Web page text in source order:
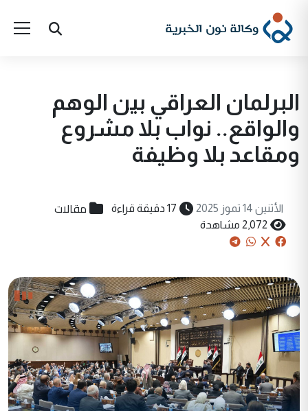
البرلمان العراقي بين الوهم
والواقع.. نواب بلا مشروع
ومقاعد بلا وظيفة
الأثنين 14 تموز 2025 17 دقيقة قراءة مقالات
2,072 مشاهدة